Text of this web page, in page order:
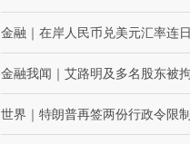
金融 ｜ 在岸人民币兑美元汇率连
金融我闻 ｜ 艾路明及多名股东被拘
世界 ｜ 特朗普再签两份行政令限